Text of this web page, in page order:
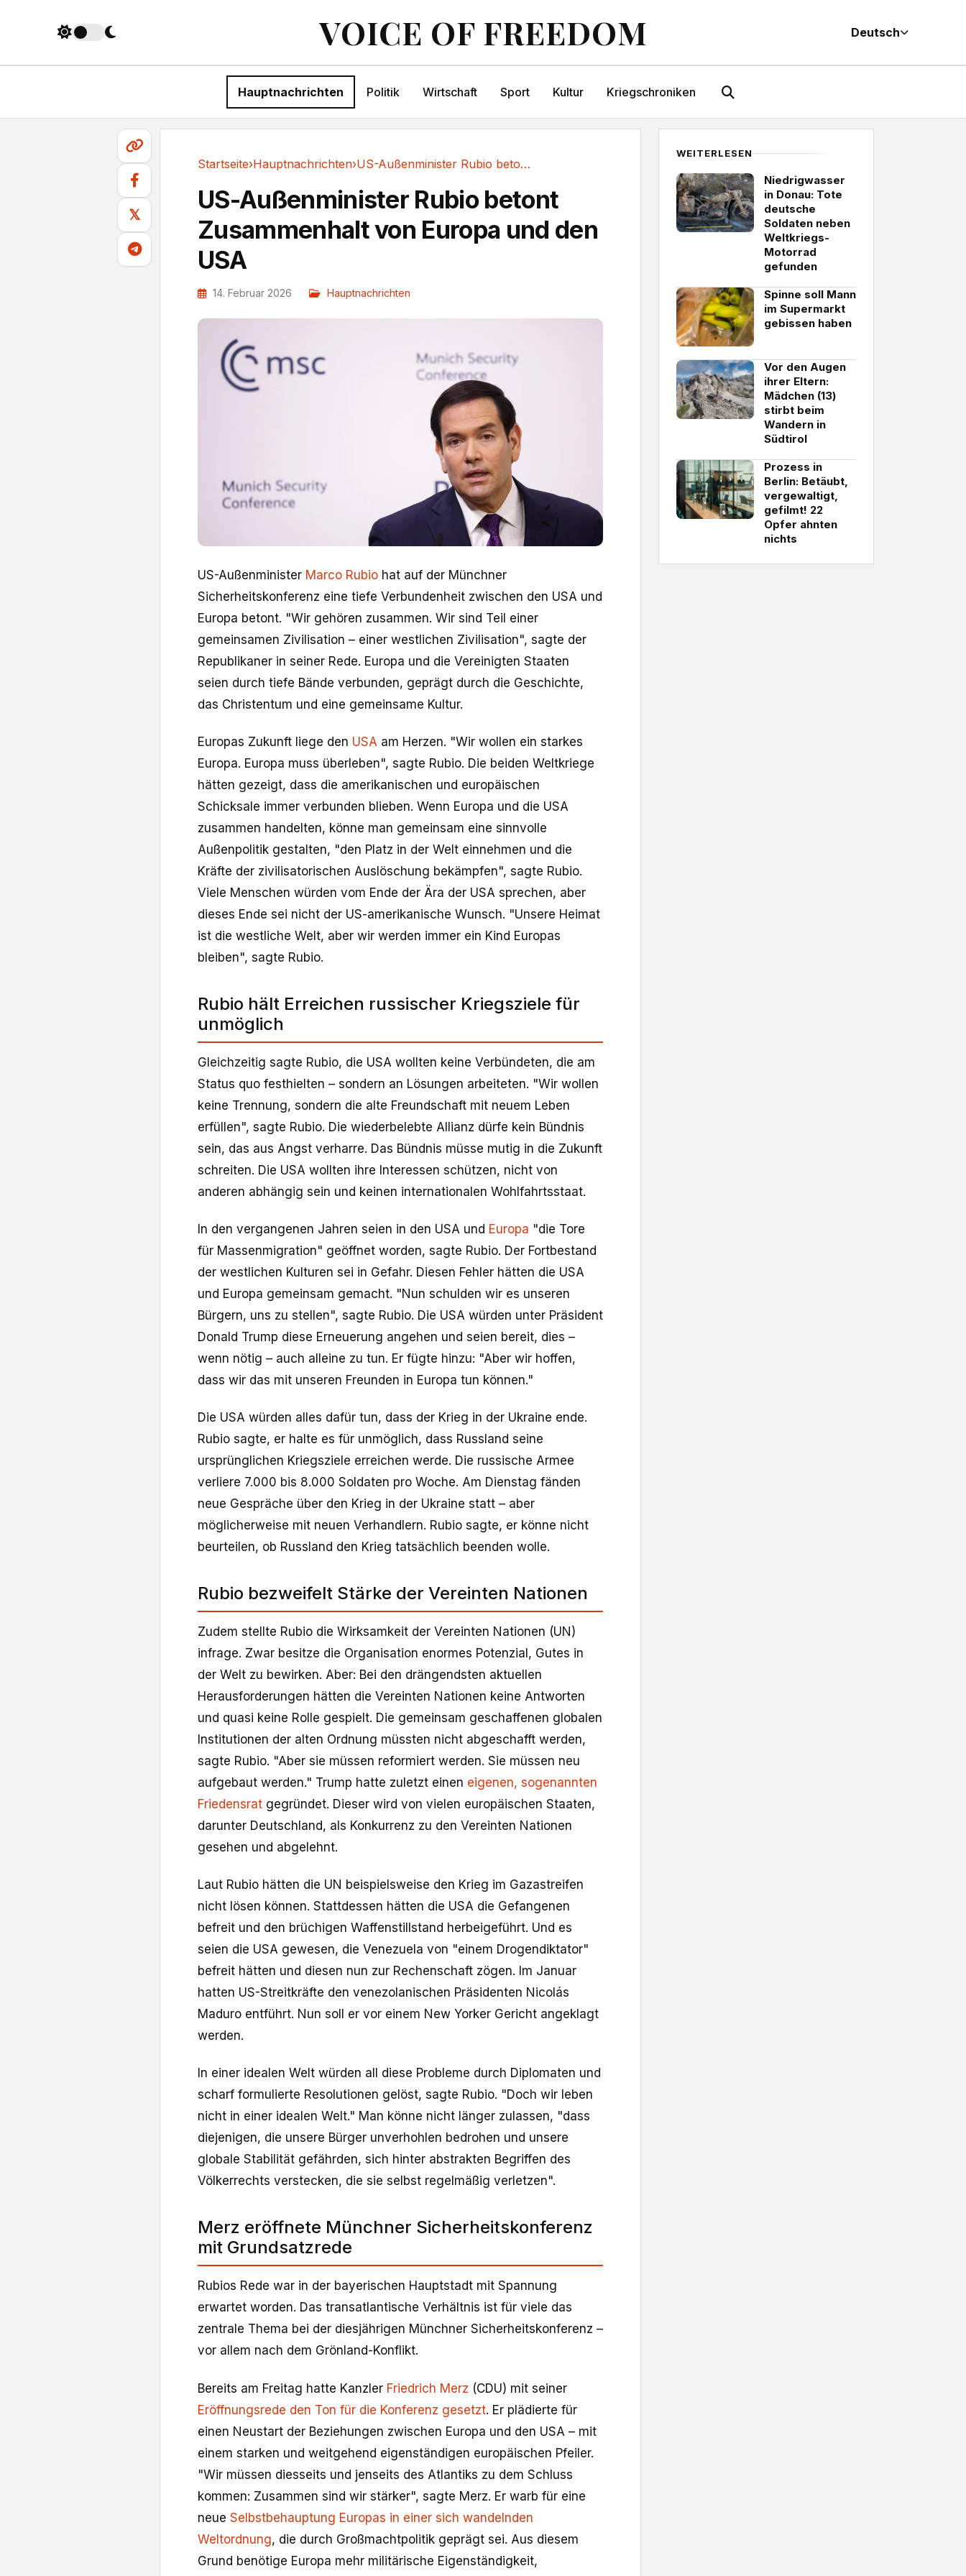
VOICE OF FREEDOM Deutsch
Hauptnachrichten Politik Wirtschaft Sport Kultur Kriegschroniken
𝕏
Startseite›Hauptnachrichten› US-Außenminister Rubio betont Zusammenhalt von...
US-Außenminister Rubio betont
Zusammenhalt von Europa und den
USA
14. Februar 2026 Hauptnachrichten
US-Außenminister Marco Rubio hat auf der Münchner
Sicherheitskonferenz eine tiefe Verbundenheit zwischen den USA und
Europa betont. "Wir gehören zusammen. Wir sind Teil einer
gemeinsamen Zivilisation – einer westlichen Zivilisation", sagte der
Republikaner in seiner Rede. Europa und die Vereinigten Staaten
seien durch tiefe Bände verbunden, geprägt durch die Geschichte,
das Christentum und eine gemeinsame Kultur.
Europas Zukunft liege den USA am Herzen. "Wir wollen ein starkes
Europa. Europa muss überleben", sagte Rubio. Die beiden Weltkriege
hätten gezeigt, dass die amerikanischen und europäischen
Schicksale immer verbunden blieben. Wenn Europa und die USA
zusammen handelten, könne man gemeinsam eine sinnvolle
Außenpolitik gestalten, "den Platz in der Welt einnehmen und die
Kräfte der zivilisatorischen Auslöschung bekämpfen", sagte Rubio.
Viele Menschen würden vom Ende der Ära der USA sprechen, aber
dieses Ende sei nicht der US-amerikanische Wunsch. "Unsere Heimat
ist die westliche Welt, aber wir werden immer ein Kind Europas
bleiben", sagte Rubio.
Rubio hält Erreichen russischer Kriegsziele für
unmöglich
Gleichzeitig sagte Rubio, die USA wollten keine Verbündeten, die am
Status quo festhielten – sondern an Lösungen arbeiteten. "Wir wollen
keine Trennung, sondern die alte Freundschaft mit neuem Leben
erfüllen", sagte Rubio. Die wiederbelebte Allianz dürfe kein Bündnis
sein, das aus Angst verharre. Das Bündnis müsse mutig in die Zukunft
schreiten. Die USA wollten ihre Interessen schützen, nicht von
anderen abhängig sein und keinen internationalen Wohlfahrtsstaat.
In den vergangenen Jahren seien in den USA und Europa "die Tore
für Massenmigration" geöffnet worden, sagte Rubio. Der Fortbestand
der westlichen Kulturen sei in Gefahr. Diesen Fehler hätten die USA
und Europa gemeinsam gemacht. "Nun schulden wir es unseren
Bürgern, uns zu stellen", sagte Rubio. Die USA würden unter Präsident
Donald Trump diese Erneuerung angehen und seien bereit, dies –
wenn nötig – auch alleine zu tun. Er fügte hinzu: "Aber wir hoffen,
dass wir das mit unseren Freunden in Europa tun können."
Die USA würden alles dafür tun, dass der Krieg in der Ukraine ende.
Rubio sagte, er halte es für unmöglich, dass Russland seine
ursprünglichen Kriegsziele erreichen werde. Die russische Armee
verliere 7.000 bis 8.000 Soldaten pro Woche. Am Dienstag fänden
neue Gespräche über den Krieg in der Ukraine statt – aber
möglicherweise mit neuen Verhandlern. Rubio sagte, er könne nicht
beurteilen, ob Russland den Krieg tatsächlich beenden wolle.
Rubio bezweifelt Stärke der Vereinten Nationen
Zudem stellte Rubio die Wirksamkeit der Vereinten Nationen (UN)
infrage. Zwar besitze die Organisation enormes Potenzial, Gutes in
der Welt zu bewirken. Aber: Bei den drängendsten aktuellen
Herausforderungen hätten die Vereinten Nationen keine Antworten
und quasi keine Rolle gespielt. Die gemeinsam geschaffenen globalen
Institutionen der alten Ordnung müssten nicht abgeschafft werden,
sagte Rubio. "Aber sie müssen reformiert werden. Sie müssen neu
aufgebaut werden." Trump hatte zuletzt einen eigenen, sogenannten
Friedensrat gegründet. Dieser wird von vielen europäischen Staaten,
darunter Deutschland, als Konkurrenz zu den Vereinten Nationen
gesehen und abgelehnt.
Laut Rubio hätten die UN beispielsweise den Krieg im Gazastreifen
nicht lösen können. Stattdessen hätten die USA die Gefangenen
befreit und den brüchigen Waffenstillstand herbeigeführt. Und es
seien die USA gewesen, die Venezuela von "einem Drogendiktator"
befreit hätten und diesen nun zur Rechenschaft zögen. Im Januar
hatten US-Streitkräfte den venezolanischen Präsidenten Nicolás
Maduro entführt. Nun soll er vor einem New Yorker Gericht angeklagt
werden.
In einer idealen Welt würden all diese Probleme durch Diplomaten und
scharf formulierte Resolutionen gelöst, sagte Rubio. "Doch wir leben
nicht in einer idealen Welt." Man könne nicht länger zulassen, "dass
diejenigen, die unsere Bürger unverhohlen bedrohen und unsere
globale Stabilität gefährden, sich hinter abstrakten Begriffen des
Völkerrechts verstecken, die sie selbst regelmäßig verletzen".
Merz eröffnete Münchner Sicherheitskonferenz
mit Grundsatzrede
Rubios Rede war in der bayerischen Hauptstadt mit Spannung
erwartet worden. Das transatlantische Verhältnis ist für viele das
zentrale Thema bei der diesjährigen Münchner Sicherheitskonferenz –
vor allem nach dem Grönland-Konflikt.
Bereits am Freitag hatte Kanzler Friedrich Merz (CDU) mit seiner
Eröffnungsrede den Ton für die Konferenz gesetzt. Er plädierte für
einen Neustart der Beziehungen zwischen Europa und den USA – mit
einem starken und weitgehend eigenständigen europäischen Pfeiler.
"Wir müssen diesseits und jenseits des Atlantiks zu dem Schluss
kommen: Zusammen sind wir stärker", sagte Merz. Er warb für eine
neue Selbstbehauptung Europas in einer sich wandelnden
Weltordnung, die durch Großmachtpolitik geprägt sei. Aus diesem
Grund benötige Europa mehr militärische Eigenständigkeit,
WEITERLESEN
Niedrigwasser
in Donau: Tote
deutsche
Soldaten neben
Weltkriegs-
Motorrad
gefunden
Spinne soll Mann
im Supermarkt
gebissen haben
Vor den Augen
ihrer Eltern:
Mädchen (13)
stirbt beim
Wandern in
Südtirol
Prozess in
Berlin: Betäubt,
vergewaltigt,
gefilmt! 22
Opfer ahnten
nichts